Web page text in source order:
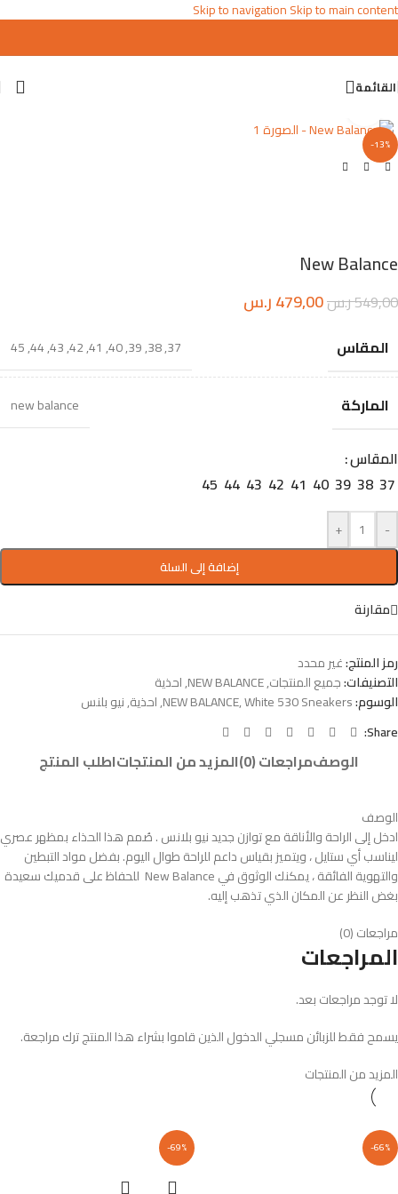
Skip to navigationSkip to main content
القائمة
-13%
New Balance
549,00ر.س479,00ر.س
المقاس 37
,
38
,
39
,
40
,
41
,
42
,
43
,
44
,
45
الماركة new balance
المقاس
37
38
39
40
41
42
43
44
45
-
+
إضافة إلى السلة
مقارنة
رمز المنتج:غير محدد
التصنيفات:جميع المنتجات,
NEW BALANCE
,احذية
الوسوم:
NEW BALANCE,White 530 Sneakers
,احذية,نيو بلنس
Share:
الوصفمراجعات (0) المزيد من المنتجاتاطلب المنتج
الوصف
ادخل إلى الراحة والأناقة مع توازن جديد نيو بلانس . صُمم هذا الحذاء بمظهر عصري
ليناسب أي ستايل ، ويتميز بقياس داعم للراحة طوال اليوم. بفضل مواد التبطين
والتهوية الفائقة ، يمكنك الوثوق في New Balance للحفاظ على قدميك سعيدة
بغض النظر عن المكان الذي تذهب إليه.
مراجعات (0)
المراجعات
لا توجد مراجعات بعد.
يسمح فقط للزبائن مسجلي الدخول الذين قاموا بشراء هذا المنتج ترك مراجعة.
المزيد من المنتجات
-66%
-69%